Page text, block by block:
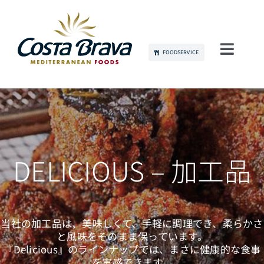
content
FOODSERVICE
持続可能性
製品
コミュニケーション
雇用
DELICIOUS – 加工品
当社の加工品は、美味しくて、手軽に調理でき、柔らかさ
と風味をそのまま保っています。
『Delicious』のラインナップでは、まさに健康的な食事